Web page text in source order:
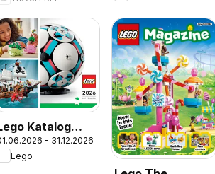
Katalog
- Dezember
- 31.12.2026
Lego